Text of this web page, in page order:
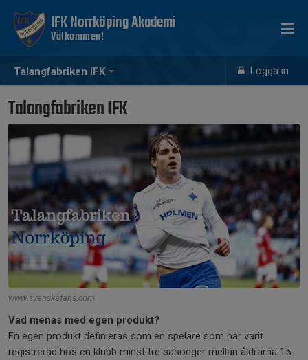
Talangfabriken IFK Logga in
IFK Norrköping Akademi
Välkommen!
Talangfabriken IFK
www.svenskafans.com
Vad menas med egen produkt?
En egen produkt definieras som en spelare som har varit
registrerad hos en klubb minst tre säsonger mellan åldrarna 15-